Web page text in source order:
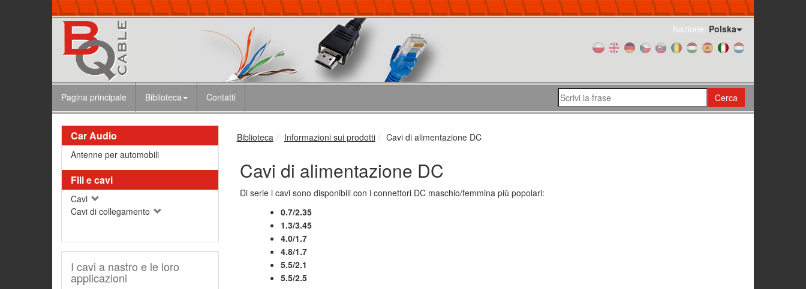
Nazione: Polska
Pagina principale Biblioteca Contatti Cerca
Car Audio
Antenne per automobili
Fili e cavi
Cavi
Cavi di collegamento
I cavi a nastro e le loro
applicazioni
Biblioteca Informazioni sui prodotti Cavi di alimentazione DC
Cavi di alimentazione DC
Di serie i cavi sono disponibili con i connettori DC maschio/femmina più popolari:
0.7/2.35
1.3/3.45
4.0/1.7
4.8/1.7
5.5/2.1
5.5/2.5